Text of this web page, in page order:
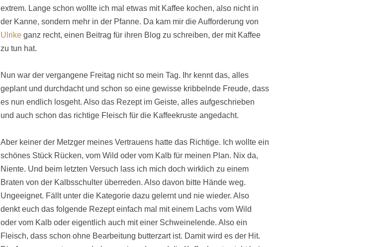
extrem. Lange schon wollte ich mal etwas mit Kaffee kochen, also nicht in
der Kanne, sondern mehr in der Pfanne. Da kam mir die Aufforderung von
Ulrike ganz recht, einen Beitrag für ihren Blog zu schreiben, der mit Kaffee
zu tun hat.
Nun war der vergangene Freitag nicht so mein Tag. Ihr kennt das, alles
geplant und durchdacht und schon so eine gewisse kribbelnde Freude, dass
es nun endlich losgeht. Also das Rezept im Geiste, alles aufgeschrieben
und auch schon das richtige Fleisch für die Kaffeekruste angedacht.
Aber keiner der Metzger meines Vertrauens hatte das Richtige. Ich wollte ein
schönes Stück Rücken, vom Wild oder vom Kalb für meinen Plan. Nix da,
Niente. Und beim letzten Versuch lass ich mich doch wirklich zu einem
Braten von der Kalbsschulter überreden. Also davon bitte Hände weg.
Ungeeignet. Fällt unter die Kategorie dazu gelernt und nie wieder. Also
denkt euch das folgende Rezept einfach mal mit einem Lachs vom Wild
oder vom Kalb oder eigentlich auch mit einer Schweinelende. Also ein
Fleisch, dass schon ohne Bearbeitung butterzart ist. Damit wird es der Hit.